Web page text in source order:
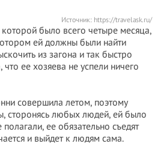
Источник: https://travelask.ru/
было всего четыре месяца,
ей должны были найти
из загона и так быстро
что ее хозяева не успели ничего
совершила летом, поэтому
сторонясь любых людей, ей было
ее обязательно съедят
и выйдет к людям сама.